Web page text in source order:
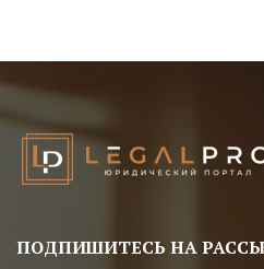
ПОДПИШИТЕСЬ НА